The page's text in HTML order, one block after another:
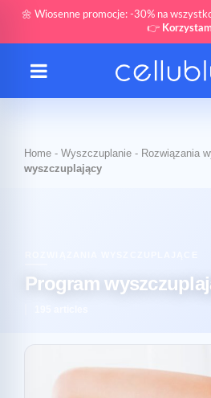
🌼 Wiosenne promocje: -30% na
👉
Home - Wyszczuplanie - Rozwiązania
wyszczuplający
Program